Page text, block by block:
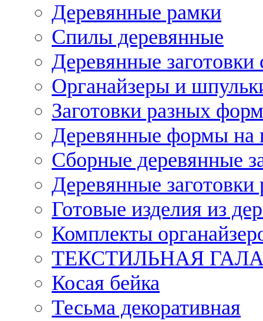
Деревянные рамки
Спилы деревянные
Деревянные заготовки
Органайзеры и
Заготовки разных
Деревянные формы на
Сборные деревянные
Деревянные заготовки
Готовые изделия из
Комплекты
ТЕКСТИЛЬНАЯ
Косая бейка
Тесьма декоративная